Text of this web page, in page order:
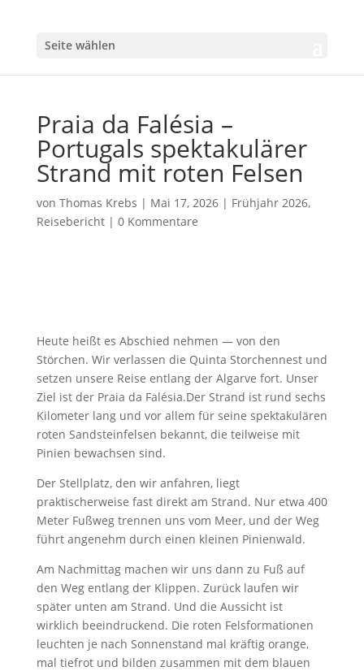
Seite wählen
Praia da Falésia –
Portugals spektakulärer
Strand mit roten Felsen
von Thomas Krebs | Mai 17, 2026| Frühjahr 2026,
Reisebericht| 0 Kommentare
Heute heißt es Abschied nehmen — von den
Störchen. Wir verlassen die Quinta Storchennest und
setzen unsere Reise entlang der Algarve fort. Unser
Ziel ist der Praia da Falésia.Der Strand ist rund sechs
Kilometer lang und vor allem für seine spektakulären
roten Sandsteinfelsen bekannt, die teilweise mit
Pinien bewachsen sind.
Der Stellplatz, den wir anfahren, liegt
praktischerweise fast direkt am Strand. Nur etwa 400
Meter Fußweg trennen uns vom Meer, und der Weg
führt angenehm durch einen kleinen Pinienwald.
Am Nachmittag machen wir uns dann zu Fuß auf
den Weg entlang der Klippen. Zurück laufen wir
später unten am Strand. Und die Aussicht ist
wirklich beeindruckend. Die roten Felsformationen
leuchten je nach Sonnenstand mal kräftig orange,
mal tiefrot und bilden zusammen mit dem blauen